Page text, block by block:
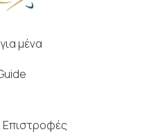
μένα
Επιστροφές